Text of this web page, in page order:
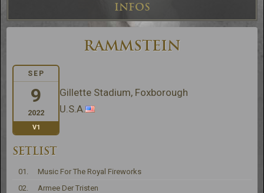
INFOS
RAMMSTEIN
SEP
9
2022
V1
Gillette Stadium, Foxborough
U.S.A.
SETLIST
01.
Music For The Royal Fireworks
02.
Armee Der Tristen